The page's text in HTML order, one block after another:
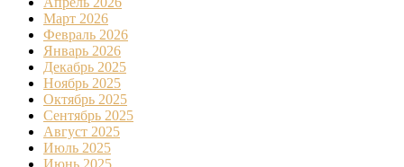
Март 2026
Февраль 2026
Январь 2026
Декабрь 2025
Ноябрь 2025
Октябрь 2025
Сентябрь 2025
Август 2025
Июль 2025